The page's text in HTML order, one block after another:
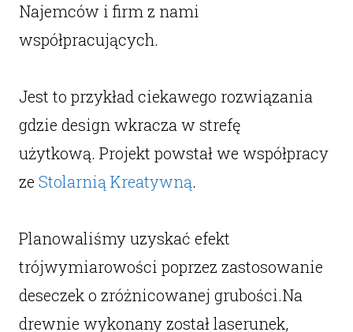
Najemców i firm z nami
współpracujących.
Jest to przykład ciekawego rozwiązania
gdzie design wkracza w strefę
użytkową. Projekt powstał we współpracy
ze Stolarnią Kreatywną.
Planowaliśmy uzyskać efekt
trójwymiarowości poprzez zastosowanie
deseczek o zróżnicowanej grubości.Na
drewnie wykonany został laserunek,